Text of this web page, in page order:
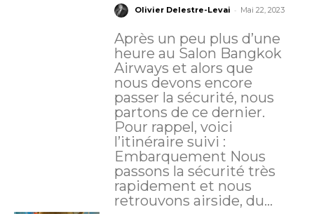
Olivier Delestre-Levai - Mai 22, 2023
Après un peu plus d’une
heure au Salon Bangkok
Airways et alors que
nous devons encore
passer la sécurité, nous
partons de ce dernier.
Pour rappel, voici
l’itinéraire suivi :
Embarquement Nous
passons la sécurité très
rapidement et nous
retrouvons airside, du...